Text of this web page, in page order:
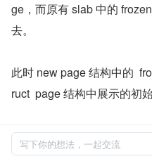
ge，而原有 slab 中的
去。
此时 new page 结构中的
ruct  page 结构中展示的初始
而内核后续的操作就更加奇
判断原有 slab 是否在 slab
写下你的想法，一起交流